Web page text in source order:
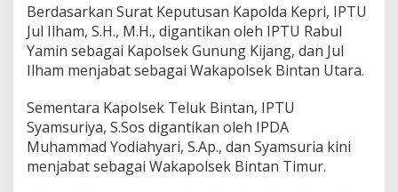
Berdasarkan Surat Keputusan Kapolda Kepri, IPTU
Jul Ilham, S.H., M.H., digantikan oleh IPTU Rabul
Yamin sebagai Kapolsek Gunung Kijang, dan Jul
Ilham menjabat sebagai Wakapolsek Bintan Utara.
Sementara Kapolsek Teluk Bintan, IPTU
Syamsuriya, S.Sos digantikan oleh IPDA
Muhammad Yodiahyari, S.Ap., dan Syamsuria kini
menjabat sebagai Wakapolsek Bintan Timur.